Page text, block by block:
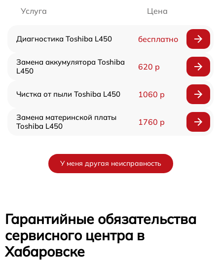
Услуга Цена
Диагностика Toshiba L450 бесплатно
Замена аккумулятора Toshiba
L450
620 р
Чистка от пыли Toshiba L450 1060 р
Замена материнской платы
Toshiba L450
1760 р
У меня другая неисправность
Гарантийные обязательства
сервисного центра в
Хабаровске